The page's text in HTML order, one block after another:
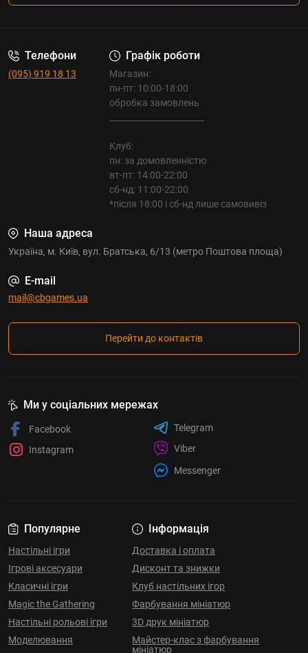
Телефони
(095) 919 18 13
Графік роботи
Магазин:
пн-пт: 10:00-18:00
обробка замовлень
Клуб:
пн: за домовленністю
вт-пт: 14:00-22:00
сб-нд: 11:00-22:00
*після 18:00 і сб-нд лише самовивіз
Наша адреса
Україна, м. Київ, вул. Братська, 6/13 (метро Поштова площа)
E-mail
mail@cbgames.ua
Перейти до контактів
Популярне
Настільні ігри
Ігрові аксесуари
Класичні ігри
Magic the Gathering
Настільні рольові ігри
Моделювання
Інформація
Доставка і оплата
Дисконт та знижки
Клуб настільних ігор
Фарбування мініатюр
3D друк мініатюр
Майстер-клас з фарбування
мініатюр
Ми у соціальних мережах
Facebook
Instagram
Telegram
Viber
Messenger